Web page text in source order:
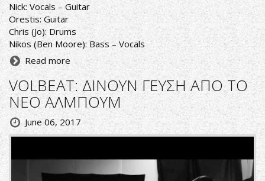
Nick: Vocals – Guitar
Orestis: Guitar
Chris (Jo): Drums
Nikos (Ben Moore): Bass – Vocals
Read more
VOLBEAT: ΔΙΝΟΥΝ ΓΕΥΣΗ ΑΠΟ ΤΟ
ΝΕΟ ΑΛΜΠΟΥΜ
June 06, 2017